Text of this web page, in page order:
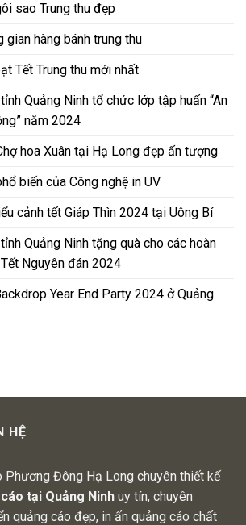
sao Trung thu đẹp
gian hàng bánh trung thu
Tết Trung thu mới nhất
Quảng Ninh tổ chức lớp tập huấn “An
năm 2024
hoa Xuân tại Hạ Long đẹp ấn tượng
biến của Công nghệ in UV
cảnh tết Giáp Thìn 2024 tại Uông Bí
Quảng Ninh tặng quà cho các hoàn
Nguyên đán 2024
Year End Party 2024 ở Quảng
HỆ
Phương Đông Hạ Long chuyên thiết kế
tại Quảng Ninh uy tín, chuyên
quảng cáo đẹp, in ấn quảng cáo chất